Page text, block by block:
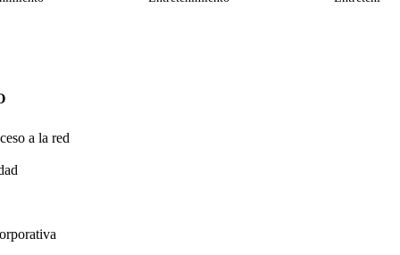
a la red